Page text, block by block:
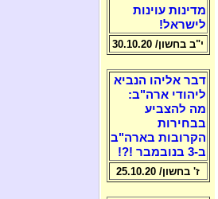
מדינות עוינות
לישראל!
י"ב בחשון/ 30.10.20
דבר אליהו הנביא
ליהודי ארה"ב:
מה להצביע
בבחירות
הקרובות בארה"ב
ב-3 בנובמבר !?!
ז' בחשון/ 25.10.20